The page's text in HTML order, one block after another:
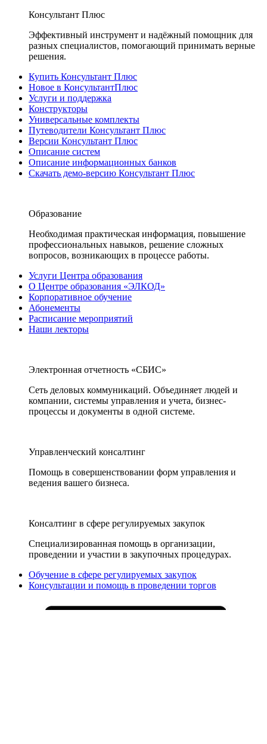
Консультант Плюс
Эффективный инструмент и надёжный помощник для
разных специалистов, помогающий принимать верные
решения.
Купить Консультант Плюс
Новое в КонсультантПлюс
Услуги и поддержка
Конструкторы
Универсальные комплекты
Путеводители Консультант Плюс
Версии Консультант Плюс
Описание систем
Описание информационных банков
Скачать демо-версию Консультант Плюс
Образование
Необходимая практическая информация, повышение
профессиональных навыков, решение сложных
вопросов, возникающих в процессе работы.
Услуги Центра образования
О Центре образования «ЭЛКОД»
Корпоративное обучение
Абонементы
Расписание мероприятий
Наши лекторы
Электронная отчетность «СБИС»
Сеть деловых коммуникаций. Объединяет людей и
компании, системы управления и учета, бизнес-
процессы и документы в одной системе.
Управленческий консалтинг
Помощь в совершенствовании форм управления и
ведения вашего бизнеса.
Консалтинг в сфере регулируемых закупок
Специализированная помощь в организации,
проведении и участии в закупочных процедурах.
Обучение в сфере регулируемых закупок
Консультации и помощь в проведении торгов